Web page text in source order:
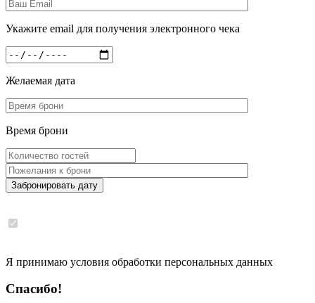
Укажите email для получения электронного чека
Желаемая дата
Время брони
Забронировать дату
Я принимаю условия обработки персональных данных
Спасибо!